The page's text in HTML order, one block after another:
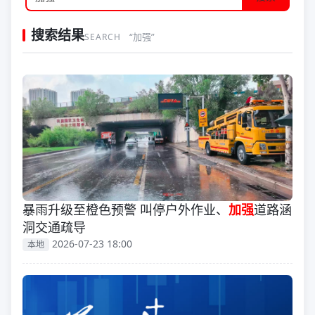
搜索结果SEARCH “加强”
暴雨升级至橙色预警 叫停户外作业、 加强道路涵
洞交通疏导
本地 2026-07-23 18:00